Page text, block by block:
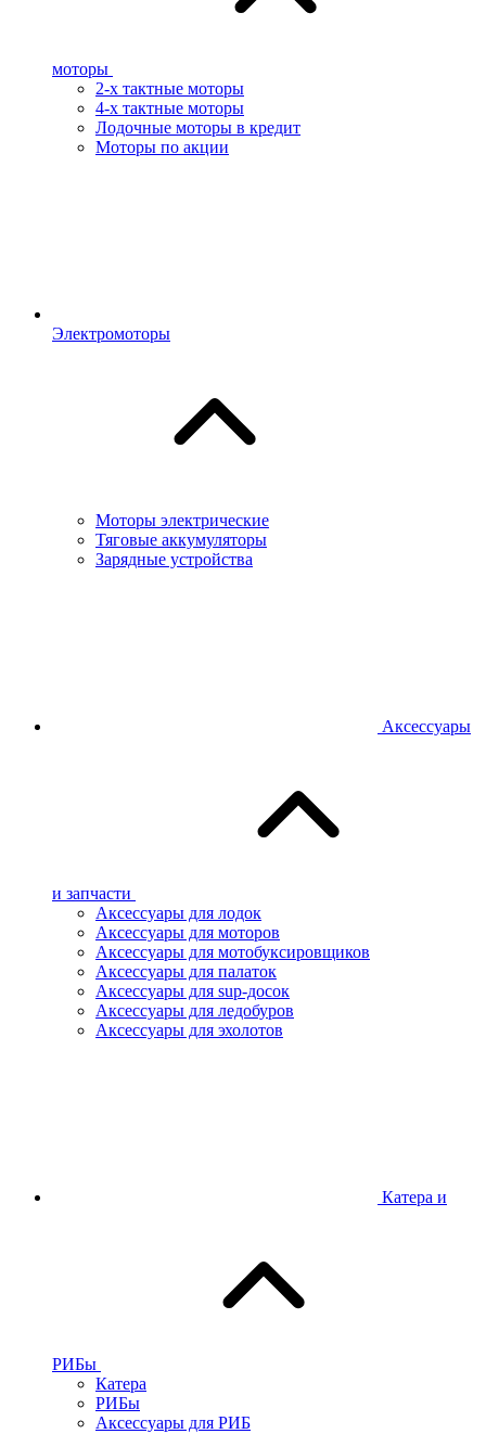
моторы
2-х тактные моторы
4-х тактные моторы
Лодочные моторы в кредит
Моторы по акции
Электромоторы
Моторы электрические
Тяговые аккумуляторы
Зарядные устройства
Аксессуары
и запчасти
Аксессуары для лодок
Аксессуары для моторов
Аксессуары для мотобуксировщиков
Аксессуары для палаток
Аксессуары для sup-досок
Аксессуары для ледобуров
Аксессуары для эхолотов
Катера и
РИБы
Катера
РИБы
Аксессуары для РИБ